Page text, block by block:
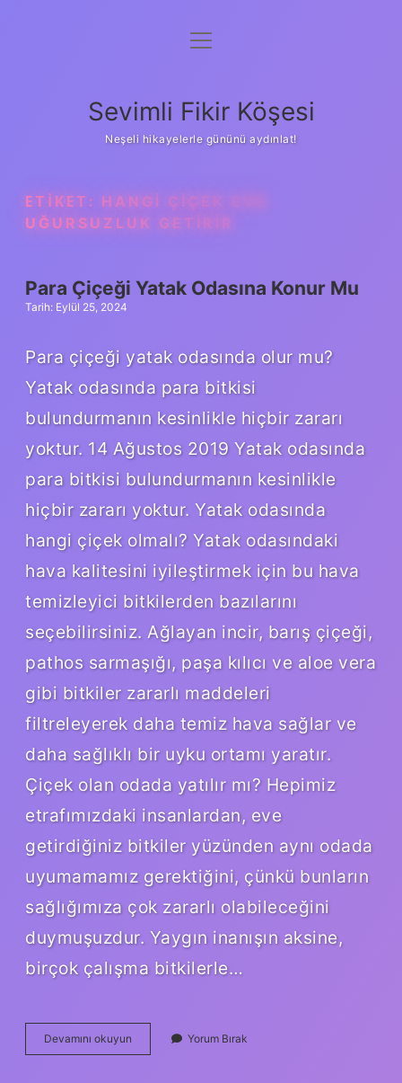
Anasayfa
Yasal Uyarı
menüyü
Sevimli Fikir Köşesi
Neşeli hikayelerle gününü aydınlat!
ETIKET: HANGI ÇIÇEK EVE
UĞURSUZLUK GETIRIR
Para Çiçeği Yatak Odasına Konur Mu
Tarih: Eylül 25, 2024
Para çiçeği yatak odasında olur mu?
Yatak odasında para bitkisi
bulundurmanın kesinlikle hiçbir zararı
yoktur. 14 Ağustos 2019 Yatak odasında
para bitkisi bulundurmanın kesinlikle
hiçbir zararı yoktur. Yatak odasında
hangi çiçek olmalı? Yatak odasındaki
hava kalitesini iyileştirmek için bu hava
temizleyici bitkilerden bazılarını
seçebilirsiniz. Ağlayan incir, barış çiçeği,
pathos sarmaşığı, paşa kılıcı ve aloe vera
gibi bitkiler zararlı maddeleri
filtreleyerek daha temiz hava sağlar ve
daha sağlıklı bir uyku ortamı yaratır.
Çiçek olan odada yatılır mı? Hepimiz
etrafımızdaki insanlardan, eve
getirdiğiniz bitkiler yüzünden aynı odada
uyumamamız gerektiğini, çünkü bunların
sağlığımıza çok zararlı olabileceğini
duymuşuzdur. Yaygın inanışın aksine,
birçok çalışma bitkilerle…
Devamını okuyun
Çiçeği
Yorum Bırak